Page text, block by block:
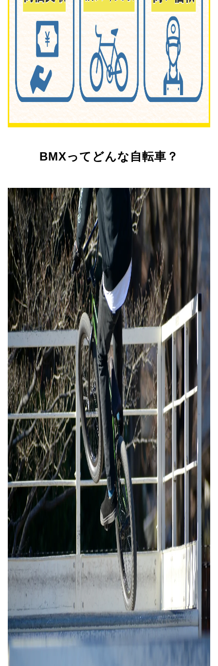
BMXってどんな自転車？